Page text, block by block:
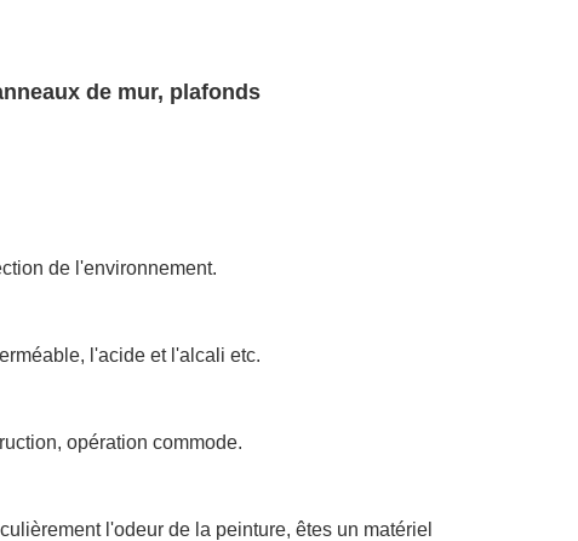
de mur, plafonds
de l'environnement.
l'acide et l'alcali etc.
opération commode.
l'odeur de la peinture, êtes un matériel